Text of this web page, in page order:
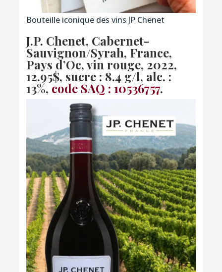
Bouteille iconique des vins JP Chenet
J.P. Chenet, Cabernet-
Sauvignon/Syrah, France,
Pays d’Oc, vin rouge, 2022,
12.95$, sucre : 8.4 g/l, alc. :
13%,code SAQ : 10536757.